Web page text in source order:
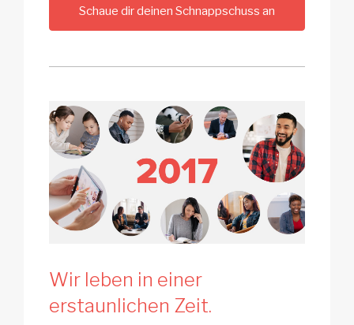
Schaue dir deinen Schnappschuss an
Wir leben in einer
erstaunlichen Zeit.